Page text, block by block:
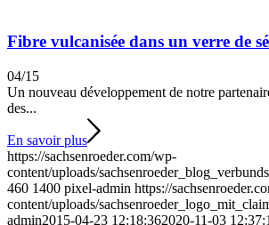
Fibre vulcanisée dans un verre de
04/15
Un nouveau développement de notre
des...
En savoir plus
https://sachsenroeder.com/wp-
content/uploads/
460 1400 pixel-admin https://
content/uploads/
admin2015-04-23 12:18:362020-11-03